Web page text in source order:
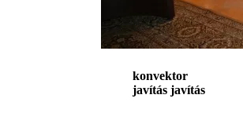
konvektor
javítás javítás